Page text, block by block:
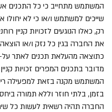
המשתמש מתחייב כי כל התכנים
שייכים למשתמש ו/או כי לא יחולו
רק, כאלו הנוגעים לזכויות קניין
את החברה בגין כל נזק ו/או
כתוצאה מהעלאת תכנים לאתר
מדובר בתכנים המפרים זכויות
המשתמש מקנה בזאת למפעילה
בזמן, בלתי חוזר וללא תמורה
החברה תהיה רשאית לעשות כל